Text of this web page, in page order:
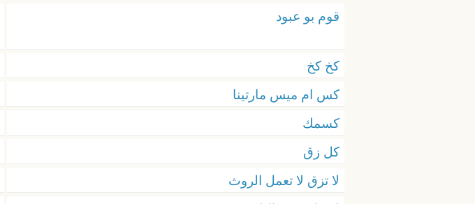
قوم بو عبود
كخ كخ
كس ام ميس مارتينا
كسمك
كل زق
لا تزق لا تعمل الروث